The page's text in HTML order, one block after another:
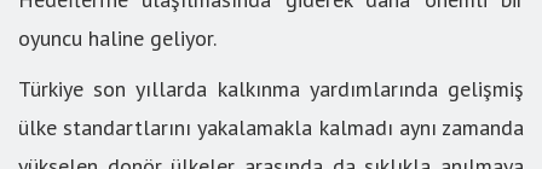
oyuncu haline geliyor.
Türkiye son yıllarda kalkınma yardımlarında gelişmiş
ülke standartlarını yakalamakla kalmadı aynı zamanda